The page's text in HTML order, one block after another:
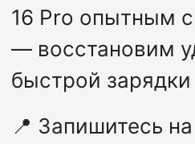
16 Pro опытным
— восстановим
быстрой
📍 Запишитесь